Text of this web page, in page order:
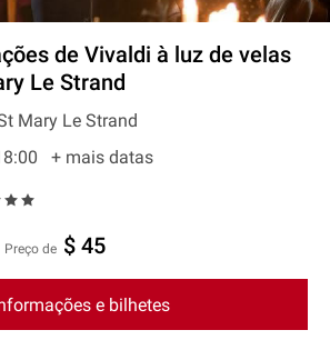
de Vivaldi à luz de velas
Le Strand
Mary Le Strand
+ mais datas
preço de $ 45
e bilhetes